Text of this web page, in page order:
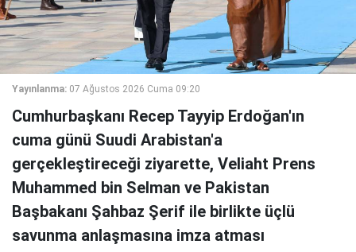
Yayınlanma: 07 Ağustos 2026 Cuma 09:20
Cumhurbaşkanı Recep Tayyip Erdoğan'ın
cuma günü Suudi Arabistan'a
gerçekleştireceği ziyarette, Veliaht Prens
Muhammed bin Selman ve Pakistan
Başbakanı Şahbaz Şerif ile birlikte üçlü
savunma anlaşmasına imza atması